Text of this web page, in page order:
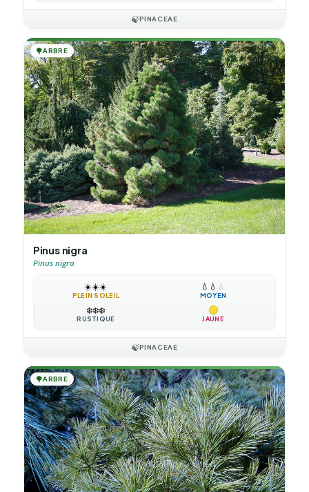
🍃PINACEAE
🌳ARBRE
Pinus nigra
Pinus nigra
☀️☀️☀️
PLEIN SOLEIL
💧 💧 💧
MOYEN
❄️❄️❄️
RUSTIQUE JAUNE
🍃PINACEAE
🌳ARBRE